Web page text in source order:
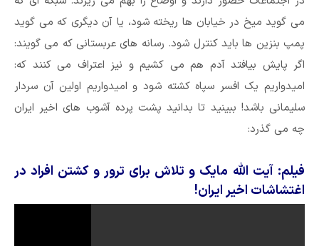
می گوید میخ در خیابان ها ریخته شود، یا آن دیگری که می گوید
پمپ بنزین ها باید کنترل شود. رسانه های عربستانی که می گویند:
اگر پایش بیافتد آدم هم می کشیم و نیز اعتراف می کنند که:
امیدواریم یک افسر سپاه کشته شود و امیدواریم اولین آن سردار
سلیمانی باشد! ببینید تا بدانید پشت پرده آشوب های اخیر ایران
چه می گذرد:
فیلم: آیت الله مایک و تلاش برای ترور و کشتن افراد در
اغتشاشات اخیر ایران!